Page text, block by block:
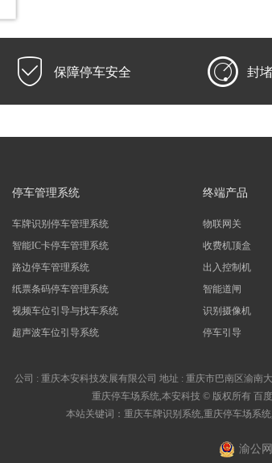
 保障停车安全  封
停车管理系统
车牌识别停车管理系统
智能IC卡停车管理系统
路边停车管理系统
纸票条码停车管理系统
视频车位引导与找车系统
超声波车位引导系统
终端产品
物联网关
收费机顶盒
出入控制机
智能道闸
识别摄像机
停车引导
公司 : 重庆本安科技发展有限公司 地址 : 重庆市巴南区渝南
重庆停车场系统,本安科技 © 版权所有 百
本站关键词： 重庆车牌识别系统,重庆停车场系统,
渝公